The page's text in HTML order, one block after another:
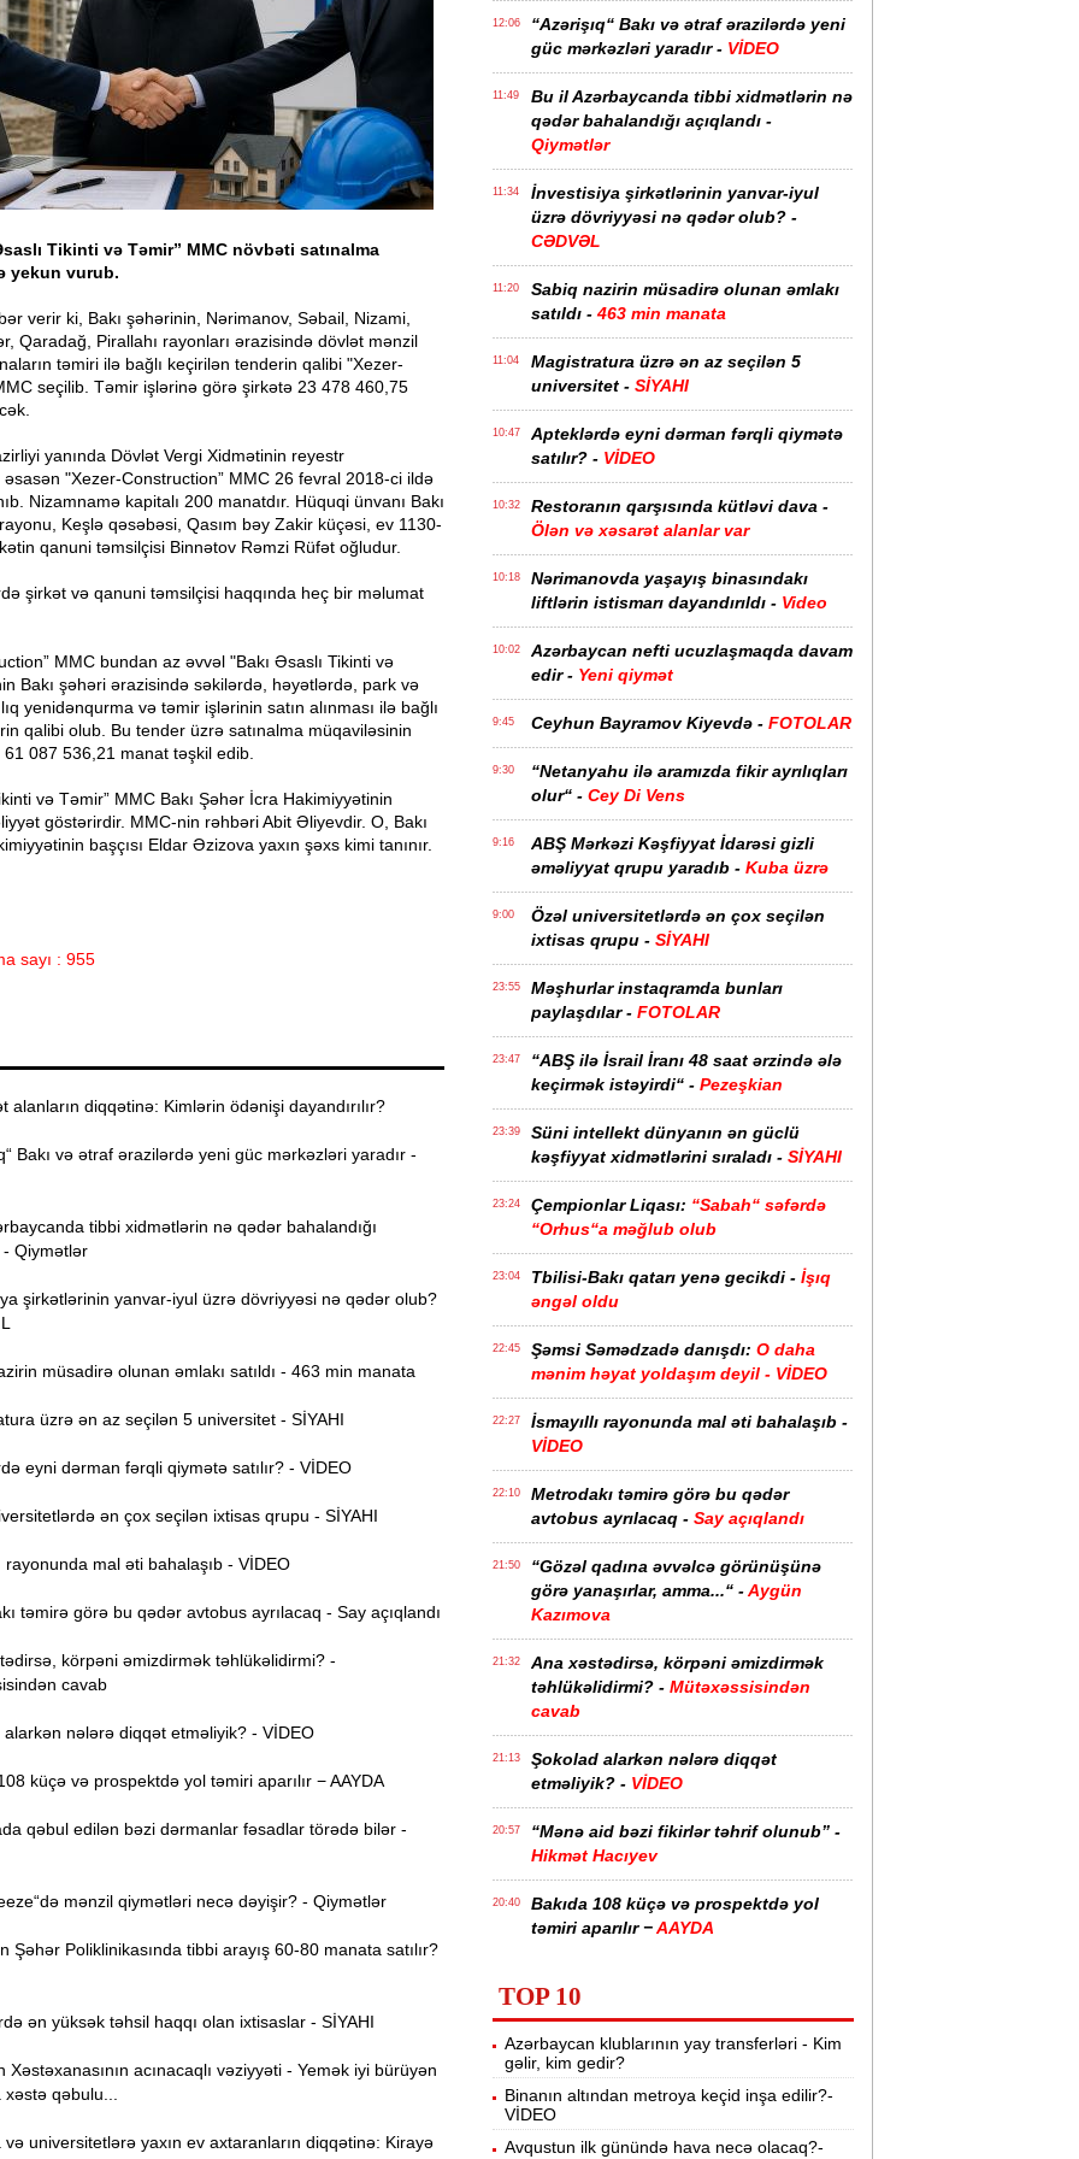
Tikinti və Təmir” MMC növbəti satınalma
yekun vurub.
verir ki, Bakı şəhərinin, Nərimanov, Səbail, Nizami,
Qaradağ, Pirallahı rayonları ərazisində dövlət mənzil
təmiri ilə bağlı keçirilən tenderin qalibi "Xezer-
seçilib. Təmir işlərinə görə şirkətə 23 478 460,75
yanında Dövlət Vergi Xidmətinin reyestr
əsasən "Xezer-Construction” MMC 26 fevral 2018-ci ildə
Nizamnamə kapitalı 200 manatdır. Hüquqi ünvanı Bakı
Keşlə qəsəbəsi, Qasım bəy Zakir küçəsi, ev 1130-
qanuni təmsilçisi Binnətov Rəmzi Rüfət oğludur.
şirkət və qanuni təmsilçisi haqqında heç bir məlumat
MMC bundan az əvvəl "Bakı Əsaslı Tikinti və
Bakı şəhəri ərazisində səkilərdə, həyətlərdə, park və
yenidənqurma və təmir işlərinin satın alınması ilə bağlı
qalibi olub. Bu tender üzrə satınalma müqaviləsinin
087 536,21 manat təşkil edib.
və Təmir” MMC Bakı Şəhər İcra Hakimiyyətinin
göstərirdir. MMC-nin rəhbəri Abit Əliyevdir. O, Bakı
başçısı Eldar Əzizova yaxın şəxs kimi tanınır.
sayı : 955
diqqətinə: Kimlərin ödənişi dayandırılır?
Bakı və ətraf ərazilərdə yeni güc mərkəzləri yaradır -
tibbi xidmətlərin nə qədər bahalandığı
- Qiymətlər
şirkətlərinin yanvar-iyul üzrə dövriyyəsi nə qədər olub?
müsadirə olunan əmlakı satıldı - 463 min manata
üzrə ən az seçilən 5 universitet - SİYAHI
eyni dərman fərqli qiymətə satılır? - VİDEO
ən çox seçilən ixtisas qrupu - SİYAHI
rayonunda mal əti bahalaşıb - VİDEO
təmirə görə bu qədər avtobus ayrılacaq - Say açıqlandı
körpəni əmizdirmək təhlükəlidirmi? -
cavab
nələrə diqqət etməliyik? - VİDEO
küçə və prospektdə yol təmiri aparılır − AAYDA
qəbul edilən bəzi dərmanlar fəsadlar törədə bilər -
mənzil qiymətləri necə dəyişir? - Qiymətlər
Şəhər Poliklinikasında tibbi arayış 60-80 manata satılır?
ən yüksək təhsil haqqı olan ixtisaslar - SİYAHI
acınacaqlı vəziyyəti - Yemək iyi bürüyən
qəbulu...
universitetlərə yaxın ev axtaranların diqqətinə: Kirayə
12:06
“Azərişıq“ Bakı və ətraf ərazilərdə yeni
güc mərkəzləri yaradır - VİDEO
11:49
Bu il Azərbaycanda tibbi xidmətlərin nə
qədər bahalandığı açıqlandı -
Qiymətlər
11:34
İnvestisiya şirkətlərinin yanvar-iyul
üzrə dövriyyəsi nə qədər olub? -
CƏDVƏL
11:20
Sabiq nazirin müsadirə olunan əmlakı
satıldı - 463 min manata
11:04
Magistratura üzrə ən az seçilən 5
universitet - SİYAHI
10:47
Apteklərdə eyni dərman fərqli qiymətə
satılır? - VİDEO
10:32
Restoranın qarşısında kütləvi dava -
Ölən və xəsarət alanlar var
10:18
Nərimanovda yaşayış binasındakı
liftlərin istismarı dayandırıldı - Video
10:02
Azərbaycan nefti ucuzlaşmaqda davam
edir - Yeni qiymət
9:45 Ceyhun Bayramov Kiyevdə - FOTOLAR
9:30
“Netanyahu ilə aramızda fikir ayrılıqları
olur“ - Cey Di Vens
9:16
ABŞ Mərkəzi Kəşfiyyat İdarəsi gizli
əməliyyat qrupu yaradıb - Kuba üzrə
9:00
Özəl universitetlərdə ən çox seçilən
ixtisas qrupu - SİYAHI
23:55
Məşhurlar instaqramda bunları
paylaşdılar - FOTOLAR
23:47
“ABŞ ilə İsrail İranı 48 saat ərzində ələ
keçirmək istəyirdi“ - Pezeşkian
23:39
Süni intellekt dünyanın ən güclü
kəşfiyyat xidmətlərini sıraladı - SİYAHI
23:24 Çempionlar Liqası: “Sabah“ səfərdə
“Orhus“a məğlub olub
23:04 Tbilisi-Bakı qatarı yenə gecikdi - İşıq
əngəl oldu
22:45 Şəmsi Səmədzadə danışdı: O daha
mənim həyat yoldaşım deyil - VİDEO
22:27
İsmayıllı rayonunda mal əti bahalaşıb -
VİDEO
22:10
Metrodakı təmirə görə bu qədər
avtobus ayrılacaq - Say açıqlandı
21:50
“Gözəl qadına əvvəlcə görünüşünə
görə yanaşırlar, amma...“ -Aygün
Kazımova
21:32
Ana xəstədirsə, körpəni əmizdirmək
təhlükəlidirmi? - Mütəxəssisindən
cavab
21:13
Şokolad alarkən nələrə diqqət
etməliyik? - VİDEO
20:57
“Mənə aid bəzi fikirlər təhrif olunub” -
Hikmət Hacıyev
20:40
Bakıda 108 küçə və prospektdə yol
təmiri aparılır −AAYDA
fəsadlar törədə bilər -
20:06
Müharibədə 3 400-dən çox iranlı və 18
ABŞ hərbçisi həlak olub -
19:48 BMT-dən dəhşətli xəbərdarlıq -
milyon insan ac qala bilər
TOP 10
Azərbaycan klublarının yay transferləri - Kim
gəlir, kim gedir?
Binanın altından metroya keçid inşa edilir?-
VİDEO
Avqustun ilk günündə hava necə olacaq?-